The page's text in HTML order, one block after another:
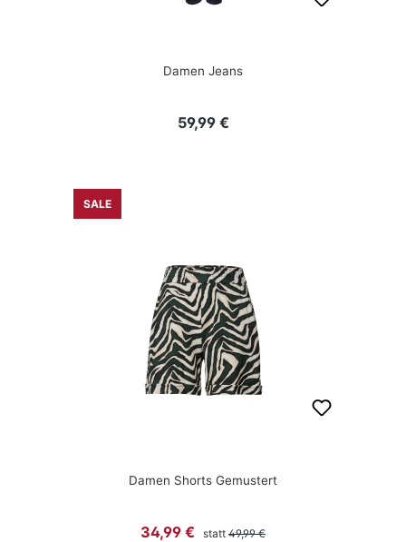
Damen Jeans
Regulärer Preis:
59,99 €
SALE
Damen Shorts Gemustert
Verkaufspreis:
34,99 € statt Regulärer Preis:
49,99 €